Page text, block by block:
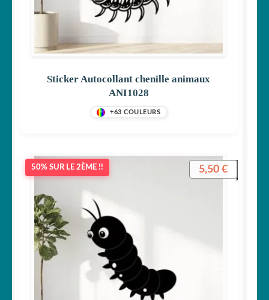
Sticker Autocollant chenille animaux
ANI1028
+63 COULEURS
50% SUR LE 2ÈME !! 5,50 €